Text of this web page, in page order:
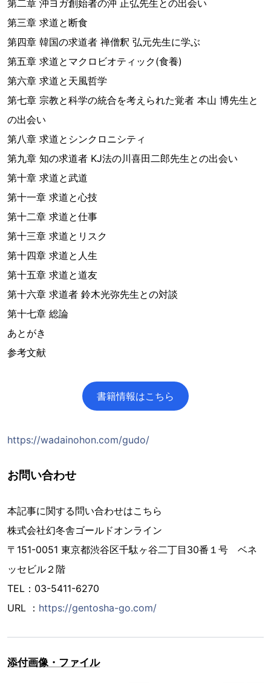
第二章 沖ヨガ創始者の沖 正弘先生との出会い
第三章 求道と断食
第四章 韓国の求道者 禅僧釈 弘元先生に学ぶ
第五章 求道とマクロビオティック(食養)
第六章 求道と天風哲学
第七章 宗教と科学の統合を考えられた覚者 本山 博先生と
の出会い
第八章 求道とシンクロニシティ
第九章 知の求道者 KJ法の川喜田二郎先生との出会い
第十章 求道と武道
第十一章 求道と心技
第十二章 求道と仕事
第十三章 求道とリスク
第十四章 求道と人生
第十五章 求道と道友
第十六章 求道者 鈴木光弥先生との対談
第十七章 総論
あとがき
参考文献
書籍情報はこちら
https://wadainohon.com/gudo/
お問い合わせ
本記事に関する問い合わせはこちら
株式会社幻冬舎ゴールドオンライン
〒151-0051 東京都渋谷区千駄ヶ谷二丁目30番１号 ベネ
ッセビル２階
TEL：03-5411-6270
URL ： https://gentosha-go.com/
添付画像・ファイル